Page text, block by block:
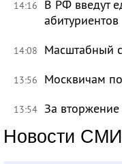
14:16
В РФ введут
абитуриентов
14:08 Масштабный
13:56 Москвичам
13:54 За
Новости